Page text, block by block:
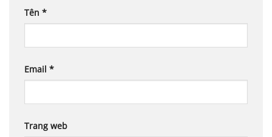
Tên *
Email *
Trang web